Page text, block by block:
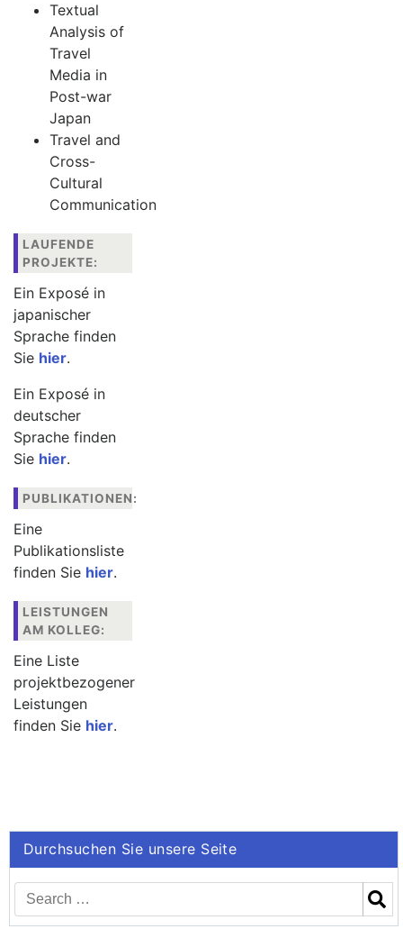
Textual
Analysis of
Travel
Media in
Post-war
Japan
Travel and
Cross-
Cultural
Communication
LAUFENDE
PROJEKTE:
Ein Exposé in
japanischer
Sprache finden
Sie hier.
Ein Exposé in
deutscher
Sprache finden
Sie hier.
PUBLIKATIONEN:
Eine
Publikationsliste
finden Sie hier.
LEISTUNGEN
AM KOLLEG:
Eine Liste
projektbezogener
Leistungen
finden Sie hier.
Durchsuchen Sie unsere Seite